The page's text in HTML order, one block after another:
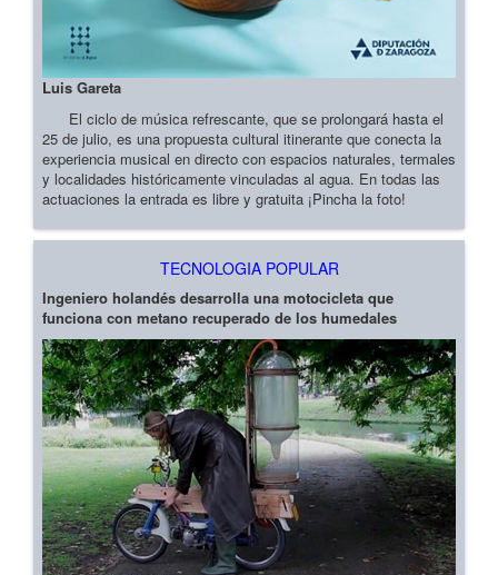
Luis Gareta
El ciclo de música refrescante, que se prolongará hasta el
25 de julio, es una propuesta cultural itinerante que conecta la
experiencia musical en directo con espacios naturales, termales
y localidades históricamente vinculadas al agua. En todas las
actuaciones la entrada es libre y gratuita ¡Pincha la foto!
TECNOLOGIA POPULAR
Ingeniero holandés desarrolla una motocicleta que
funciona con metano recuperado de los humedales